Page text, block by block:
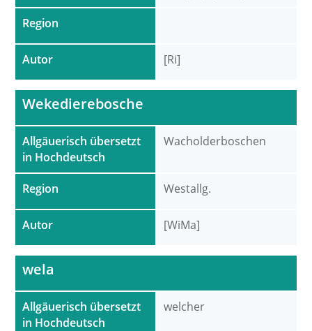
Region
Autor [Ri]
Allgäuerisch übersetzt
in Hochdeutsch
Region
Autor
Wekedierebosche
Wacholderboschen
Westallg.
[WiMa]
Allgäuerisch übersetzt
in Hochdeutsch
wela
welcher